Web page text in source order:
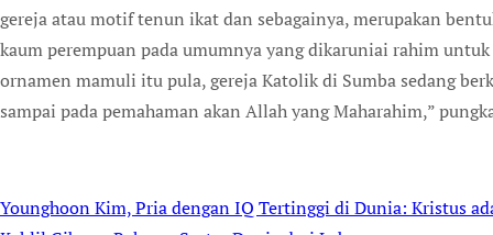
gereja atau motif tenun ikat dan sebagainya, merupakan
kaum perempuan pada umumnya yang dikaruniai rahim
ornamen mamuli itu pula, gereja Katolik di Sumba sedang
sampai pada pemahaman akan Allah yang Maharahim,”
Post
Younghoon Kim, Pria dengan IQ Tertinggi di Dunia: Kristus